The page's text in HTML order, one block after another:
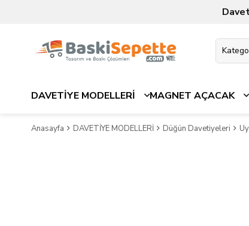
DAVETİYE MODELLERİ MAGNET AÇACAK
Anasayfa DAVETİYE MODELLERİ Düğün Davetiyeleri